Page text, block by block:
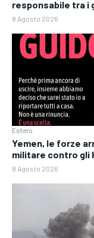
responsabile tra i
8 Agosto 2026
Estero
Yemen, le forze
militare contro gli
8 Agosto 2026